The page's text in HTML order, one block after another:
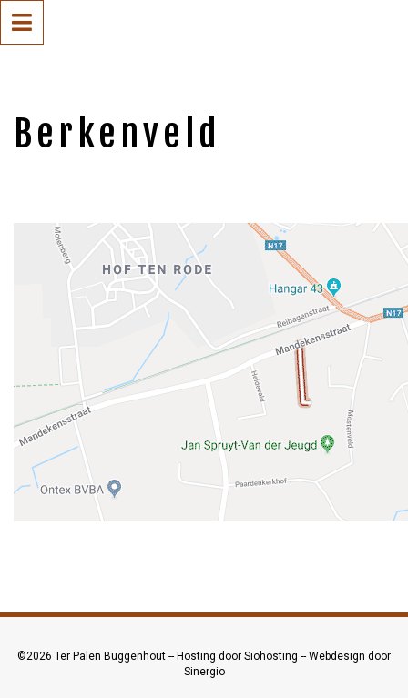
Berkenveld
©2026 Ter Palen Buggenhout -- Hosting door Siohosting -- Webdesign door
Sinergio